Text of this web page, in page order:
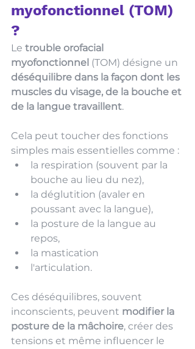
myofonctionnel (TOM)
?
Le trouble orofacial
myofonctionnel (TOM) désigne un
déséquilibre dans la façon dont les
muscles du visage, de la bouche et
de la langue travaillent.
Cela peut toucher des fonctions
simples mais essentielles comme :
la respiration (souvent par la
bouche au lieu du nez),
la déglutition (avaler en
poussant avec la langue),
la posture de la langue au
repos,
la mastication
l'articulation.
Ces déséquilibres, souvent
inconscients, peuvent modifier la
posture de la mâchoire, créer des
tensions et même influencer le